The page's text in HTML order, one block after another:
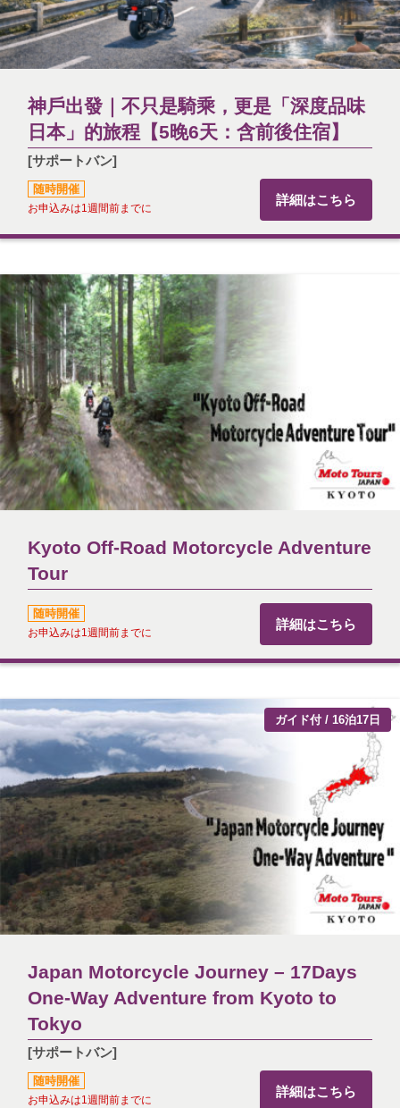
神戶出發｜不只是騎乘，更是「深度品味
日本」的旅程【5晚6天：含前後住宿】
[サポートバン]
随時開催
お申込みは1週間前までに
詳細はこちら
Kyoto Off-Road Motorcycle Adventure
Tour
随時開催
お申込みは1週間前までに
詳細はこちら
ガイド付 / 16泊17日
Japan Motorcycle Journey – 17Days
One-Way Adventure from Kyoto to
Tokyo
[サポートバン]
随時開催
お申込みは1週間前までに
詳細はこちら